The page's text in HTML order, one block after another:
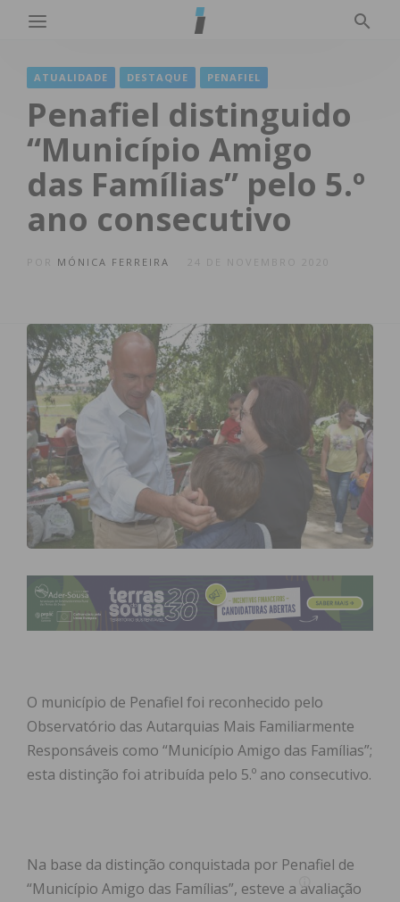
ATUALIDADE DESTAQUE PENAFIEL
Penafiel distinguido
“Município Amigo
das Famílias” pelo 5.º
ano consecutivo
MÓNICA FERREIRA 24 DE NOVEMBRO 2020
O município de Penafiel foi reconhecido pelo
Observatório das Autarquias Mais Familiarmente
Responsáveis como “Município Amigo das Famílias”;
esta distinção foi atribuída pelo 5.º ano consecutivo.
Na base da distinção conquistada por Penafiel de
“Município Amigo das Famílias”, esteve a avaliação